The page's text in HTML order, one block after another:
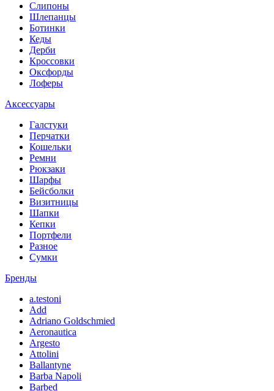
Слипоны
Шлепанцы
Ботинки
Кеды
Дерби
Кроссовки
Оксфорды
Лоферы
Аксессуары
Галстуки
Перчатки
Кошельки
Ремни
Рюкзаки
Шарфы
Бейсболки
Визитницы
Шапки
Кепки
Портфели
Разное
Сумки
Бренды
a.testoni
Add
Adriano Goldschmied
Aeronautica
Argesto
Attolini
Ballantyne
Barba Napoli
Barbed